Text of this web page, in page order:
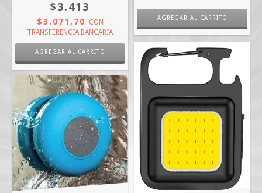
$3.413
$3.071,70
CON
TRANSFERENCIA BANCARIA
AGREGAR AL CARRITO